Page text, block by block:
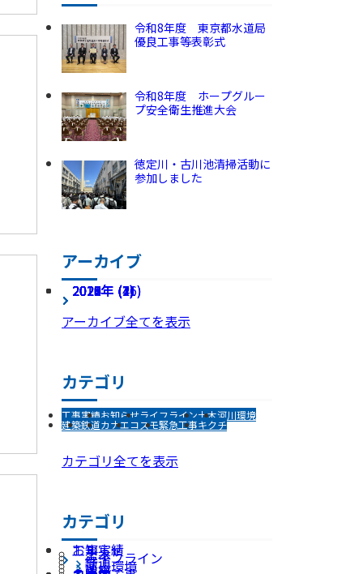
令和8年度 東京都水道局
優良工事等表彰式
令和8年度 ホープグルー
プ安全衛生推進大会
徳定川・古川池清掃活動に
参加しました
アーカイブ
2026年 (7)
2025年 (21)
2024年 (16)
2023年 (4)
2022年 (1)
2021年 (7)
2020年 (2)
2019年 (4)
2018年 (7)
2017年 (2)
アーカイブ全てを表示
カテゴリ
工事実績お知らせライフライン土木河川環境
建築鉄道カナエコスモ緊急工事キクチ
カテゴリ全てを表示
カテゴリ
お知らせ
工事実績
土木
ライフライン
鉄道
河川環境
建築